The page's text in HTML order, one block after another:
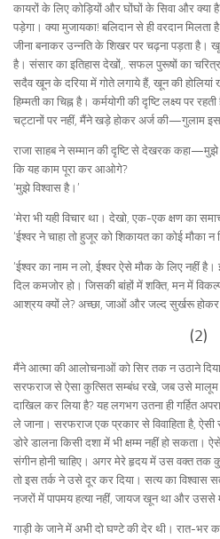
कायरों के लिए कोड़ियों और घोंघों के सिवा और क्या
पड़ेगा। क्या मुजायका! बलिदान से ही वरदान
जीना बनाकर उन्नति के शिखर पर चढ़ना पड़ता है।
है। संसार का इतिहास देखों,. सफल पुरूषों का
सदैव खून के दरिया में गोते लगाये हैं, खून की
हिम्मती का चिह्न है। कर्मयोगी की दृष्टि लक्ष्य पर
चट्टानों पर नहीं, मैंने खड़े होकर अर्ज की—गुलाम
राजा साहब ने सम्मान की दृष्टि से देखरक कहा—मुझे
कि यह काम पूरा कर आओगे?
‘मुझे विश्वास है।’
‘मेरा भी यही विचार था। देखो, एक-एक क्षण का
‘ईश्वर ने चाहा तो हुजूर को शिकायत का कोई मौका न
‘ईश्वर का नाम न लो, ईश्वर ऐसे मौक के लिए नहीं
दिल कमजोर हो। जिसकी बांहों में शक्ति, मन में
आश्रय क्यों ले? अच्छा, जाओं और जल्द सुर्खरू होकर
(2)
मैंने आत्मा की आलोचनाओं को सिर तक न उठाने
सरफराज से ऐसा कुत्सित सम्बंध रखे, जब उसे मालूम
दाखिल कर लिया है? यह लगभग उतना ही गर्हित
ले जाना। सरफराज एक प्रकार से विवाहिता है,
डोरे डालना किसी दशा में भी क्षम्म नहीं हो सकता।
संगीन होनी चाहिए। अगर मेरे हृदय में उस वक्त तक
तो इस तर्क ने उसे दूर कर दिया। सत्य का
नजरों में पापमय हत्या नहीं, जायज खून था और उससे
गाड़ी के जाने में अभी दो घण्टे की देर थी। रात-